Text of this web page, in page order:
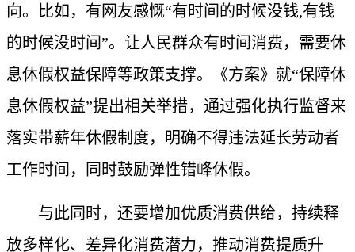
向。比如，有网友感慨“有时间的时候没钱,有钱
的时候没时间”。让人民群众有时间消费，需要休
息休假权益保障等政策支撑。《方案》就“保障休
息休假权益”提出相关举措，通过强化执行监督来
落实带薪年休假制度，明确不得违法延长劳动者
工作时间，同时鼓励弹性错峰休假。
与此同时，还要增加优质消费供给，持续释
放多样化、差异化消费潜力，推动消费提质升